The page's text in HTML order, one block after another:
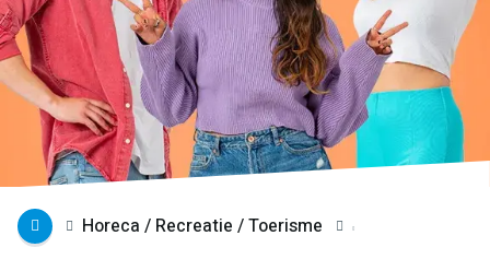
Horeca / Recreatie / Toerisme